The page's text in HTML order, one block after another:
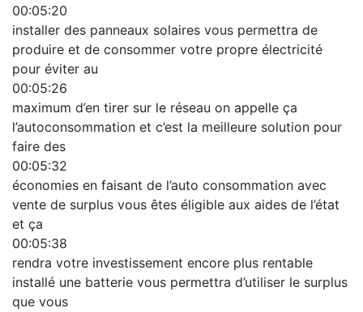
00:05:20
installer des panneaux solaires vous permettra de
produire et de consommer votre propre électricité
pour éviter au
00:05:26
maximum d’en tirer sur le réseau on appelle ça
l’autoconsommation et c’est la meilleure solution pour
faire des
00:05:32
économies en faisant de l’auto consommation avec
vente de surplus vous êtes éligible aux aides de l’état
et ça
00:05:38
rendra votre investissement encore plus rentable
installé une batterie vous permettra d’utiliser le surplus
que vous